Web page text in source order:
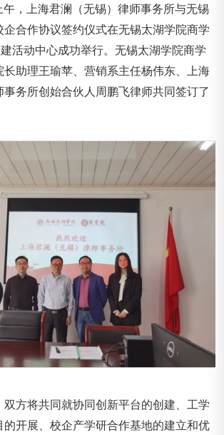
，上海君澜（无锡）律师事务所与无锡
企合作协议签约仪式在无锡太湖学院商学
活动中心成功举行。无锡太湖学院商学
长助理王瑜苹、营销系主任杨伟东、上海
务所创始合伙人周鹏飞律师共同签订了
双方将共同就协同创新平台的创建、工学
的开展、校企产学研合作基地的建立和优